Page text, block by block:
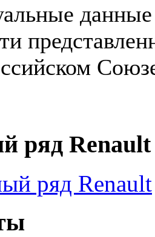
ряд Renault
ряд Renault